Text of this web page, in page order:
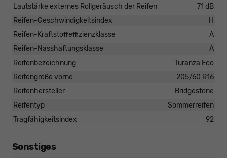
Lautstärke externes Rollgeräusch der Reifen
71 dB
Reifen-Geschwindigkeitsindex
H
Reifen-Kraftstoffeffizienzklasse
A
Reifen-Nasshaftungsklasse
A
Reifenbezeichnung
Turanza Eco
Reifengröße vorne
205/60 R16
Reifenhersteller
Bridgestone
Reifentyp
Sommerreifen
Tragfähigkeitsindex
92
Sonstiges